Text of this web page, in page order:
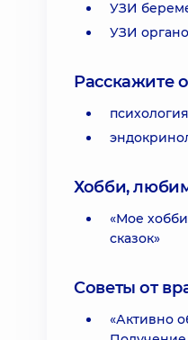
УЗИ
УЗИ
Расскажите
Хобби,
«Мое
сказок»
Советы от
«Активно